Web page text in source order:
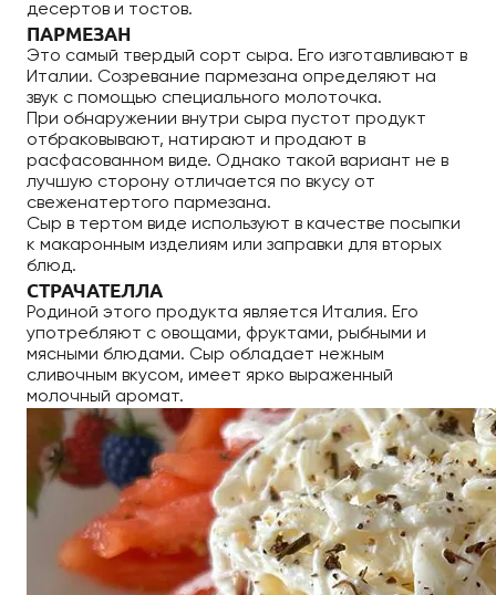
десертов и тостов.
ПАРМЕЗАН
Это самый твердый сорт сыра. Его изготавливают в
Италии. Созревание пармезана определяют на
звук с помощью специального молоточка.
При обнаружении внутри сыра пустот продукт
отбраковывают, натирают и продают в
расфасованном виде. Однако такой вариант не в
лучшую сторону отличается по вкусу от
свеженатертого пармезана.
Сыр в тертом виде используют в качестве посыпки
к макаронным изделиям или заправки для вторых
блюд.
СТРАЧАТЕЛЛА
Родиной этого продукта является Италия. Его
употребляют с овощами, фруктами, рыбными и
мясными блюдами. Сыр обладает нежным
сливочным вкусом, имеет ярко выраженный
молочный аромат.